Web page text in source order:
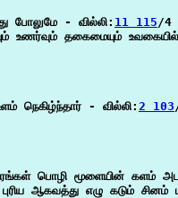
போலுமே - வில்லி: 11 115/4
உணர்வும் தகைமையும்
நெகிழ்ந்தார் - வில்லி: 2 103
பொழி மூளையின் களம்
ஆகவத்து எழு கடும் சினம்